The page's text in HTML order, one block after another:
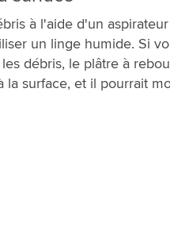
à l'aide d'un
un linge humide. Si
débris, le plâtre à
la surface, et il pourrait